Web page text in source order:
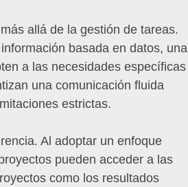
allá de la gestión de tareas.
basada en datos, una
a las necesidades específicas
una comunicación fluida
estrictas.
Al adoptar un enfoque
pueden acceder a las
como los resultados